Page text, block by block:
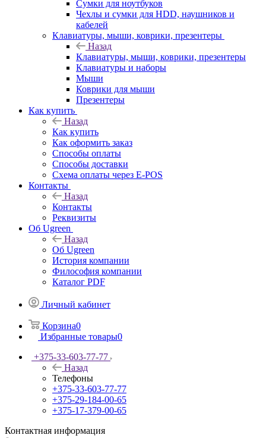
Сумки для ноутбуков
Чехлы и сумки для HDD, наушников и
кабелей
Клавиатуры, мыши, коврики, презентеры
Назад
Клавиатуры, мыши, коврики, презентеры
Клавиатуры и наборы
Мыши
Коврики для мыши
Презентеры
Как купить
Назад
Как купить
Как оформить заказ
Способы оплаты
Способы доставки
Схема оплаты через E-POS
Контакты
Назад
Контакты
Реквизиты
Об Ugreen
Назад
Об Ugreen
История компании
Философия компании
Каталог PDF
Личный кабинет
Корзина0
Избранные товары0
+375-33-603-77-77
Назад
Телефоны
+375-33-603-77-77
+375-29-184-00-65
+375-17-379-00-65
Контактная информация